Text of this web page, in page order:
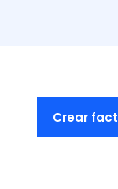
Crear